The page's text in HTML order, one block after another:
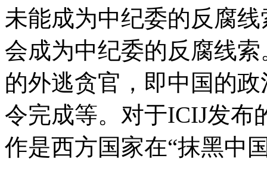
未能成为中纪委的反腐
会成为中纪委的反腐线
的外逃贪官，即中国的
令完成等。对于ICIJ发布
作是西方国家在“抹黑中